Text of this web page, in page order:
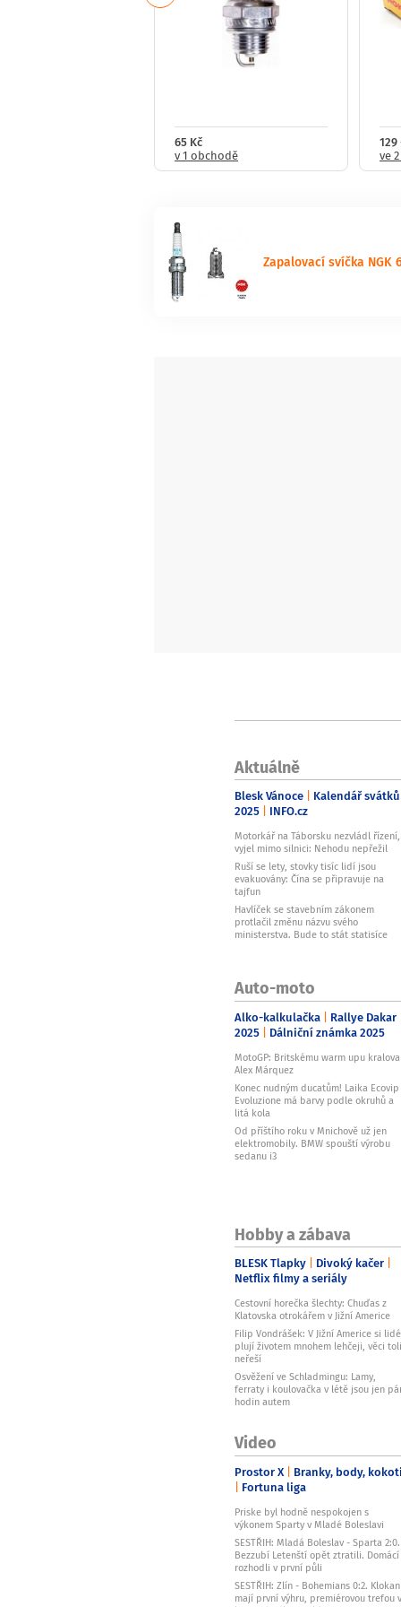
65 Kč
v 1 obchodě
129
ve
Zapalovací svíčka NGK
Aktuálně
Blesk Vánoce Kalendář svátků
2025 INFO.cz
Motorkář na Táborsku nezvládl řízení,
vyjel mimo silnici: Nehodu nepřežil
Ruší se lety, stovky tisíc lidí jsou
evakuovány: Čína se připravuje na
tajfun
Havlíček se stavebním zákonem
protlačil změnu názvu svého
ministerstva. Bude to stát statisíce
Auto-moto
Alko-kalkulačka Rallye Dakar
2025 Dálniční známka 2025
MotoGP: Britskému warm upu
Alex Márquez
Konec nudným ducatům! Laika Ecovip
Evoluzione má barvy podle okruhů a
litá kola
Od příštího roku v Mnichově už jen
elektromobily. BMW spouští výrobu
sedanu i3
Hobby a zábava
BLESK Tlapky Divoký kačer
Netflix filmy a seriály
Cestovní horečka šlechty: Chuďas z
Klatovska otrokářem v Jižní Americe
Filip Vondrášek: V Jižní Americe si lidé
plují životem mnohem lehčeji, věci
neřeší
Osvěžení ve Schladmingu: Lamy,
ferraty i koulovačka v létě jsou jen
hodin autem
Video
Prostor X Branky, body, kokoti
Fortuna liga
Priske byl hodně nespokojen s
výkonem Sparty v Mladé Boleslavi
SESTŘIH: Mladá Boleslav - Sparta 2:0.
Bezzubí Letenští opět ztratili. Domácí
rozhodli v první půli
SESTŘIH: Zlín - Bohemians 0:2. Klokani
mají první výhru, premiérovou trefou v